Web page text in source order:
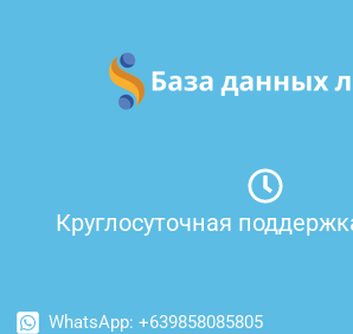
содержимому
Круглосуточная
WhatsApp: +639858085805